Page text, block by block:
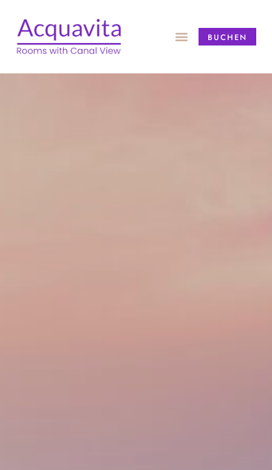
BUCHEN